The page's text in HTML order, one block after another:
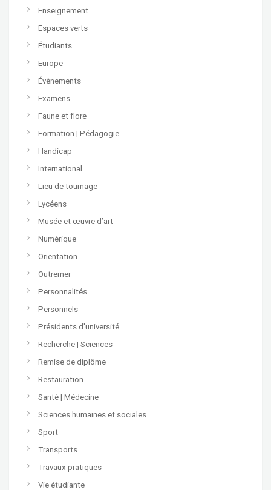
Enseignement
Espaces verts
Étudiants
Europe
Évènements
Examens
Faune et flore
Formation | Pédagogie
Handicap
International
Lieu de tournage
Lycéens
Musée et œuvre d’art
Numérique
Orientation
Outremer
Personnalités
Personnels
Présidents d'université
Recherche | Sciences
Remise de diplôme
Restauration
Santé | Médecine
Sciences humaines et sociales
Sport
Transports
Travaux pratiques
Vie étudiante